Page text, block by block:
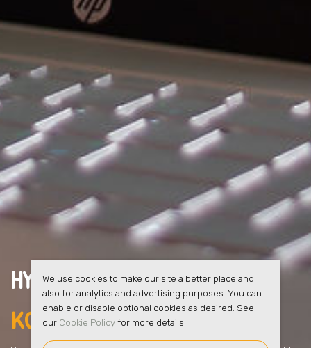
HYRESGÄSTERNA FÅRFULL
KOLL I ALSIKE
We use cookies to make our site a better place and
also for analytics and advertising purposes. You can
enable or disable optional cookies as desired. See
our Cookie Policyfor more details.